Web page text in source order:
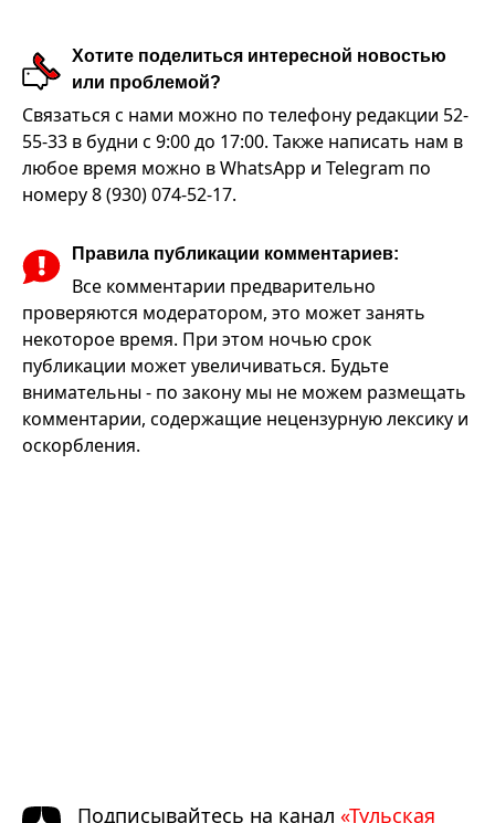
Хотите поделиться интересной новостью
или проблемой?
Связаться с нами можно по телефону редакции 52-
55-33 в будни с 9:00 до 17:00. Также написать нам в
любое время можно в WhatsApp и Telegram по
номеру 8 (930) 074-52-17.
Правила публикации комментариев:
Все комментарии предварительно
проверяются модератором, это может занять
некоторое время. При этом ночью срок
публикации может увеличиваться. Будьте
внимательны - по закону мы не можем размещать
комментарии, содержащие нецензурную лексику и
оскорбления.
Подписывайтесь на канал «Тульская